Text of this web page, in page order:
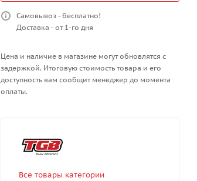
Самовывоз - бесплатно!
Доставка - от 1-го дня
Цена и наличие в магазине могут обновлятся с
задержкой. Итоговую стоимость товара и его
доступность вам сообщит менеджер до момента
оплаты.
Все товары категории